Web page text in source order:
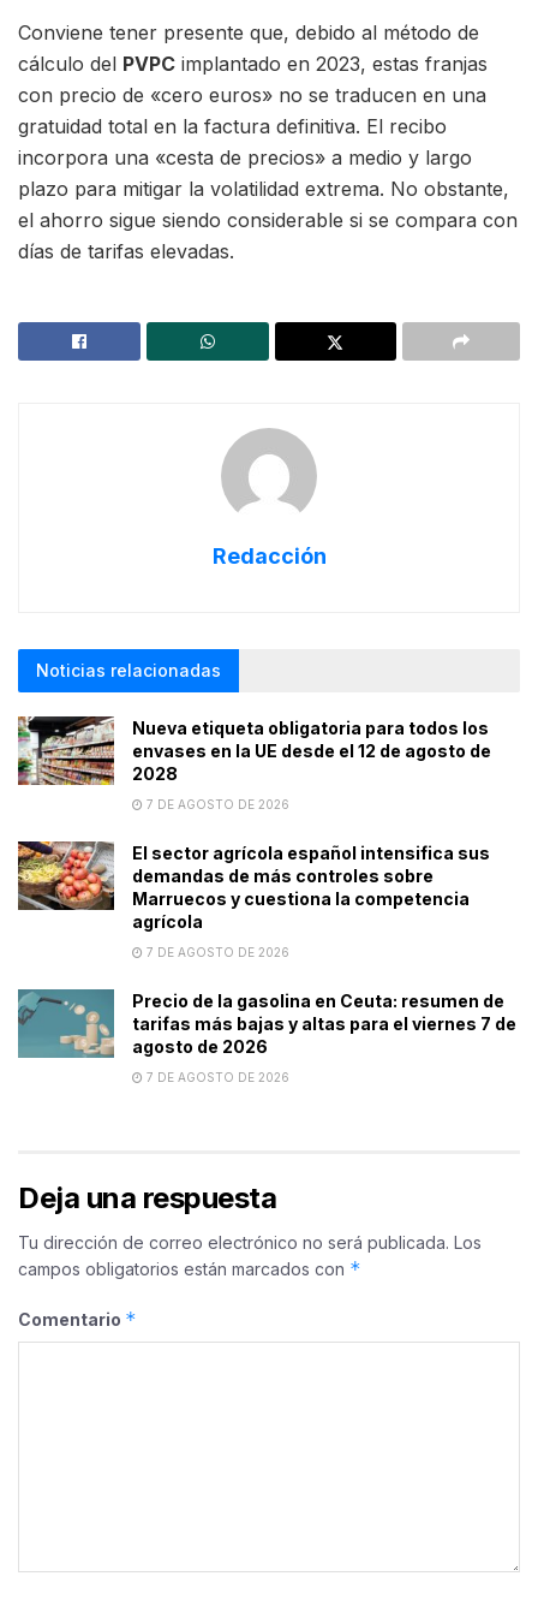
Conviene tener presente que, debido al método de
cálculo del PVPC implantado en 2023, estas franjas
con precio de «cero euros» no se traducen en una
gratuidad total en la factura definitiva. El recibo
incorpora una «cesta de precios» a medio y largo
plazo para mitigar la volatilidad extrema. No obstante,
el ahorro sigue siendo considerable si se compara con
días de tarifas elevadas.
Redacción
Noticias relacionadas
Nueva etiqueta obligatoria para todos los
envases en la UE desde el 12 de agosto de
2028
7 DE AGOSTO DE 2026
El sector agrícola español intensifica sus
demandas de más controles sobre
Marruecos y cuestiona la competencia
agrícola
7 DE AGOSTO DE 2026
Precio de la gasolina en Ceuta: resumen de
tarifas más bajas y altas para el viernes 7 de
agosto de 2026
7 DE AGOSTO DE 2026
Deja una respuesta
Tu dirección de correo electrónico no será publicada. Los
campos obligatorios están marcados con *
Comentario *